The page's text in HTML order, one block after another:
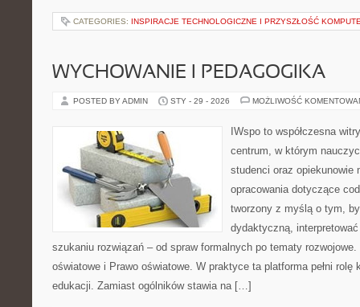
CATEGORIES: INSPIRACJE TECHNOLOGICZNE I PRZYSZŁOŚĆ
WYCHOWANIE I PEDAGOGIKA
POSTED BY ADMIN STY - 29 - 2026 MOŻLIWOŚĆ
IWspo to współczesna
centrum, w którym
studenci oraz opiekunowie
opracowania dotyczące
tworzony z myślą o tym, by
dydaktyczną,
szukaniu rozwiązań – od spraw formalnych po tematy
oświatowe i Prawo oświatowe. W praktyce ta platforma pełni rolę
edukacji. Zamiast ogólników stawia na […]